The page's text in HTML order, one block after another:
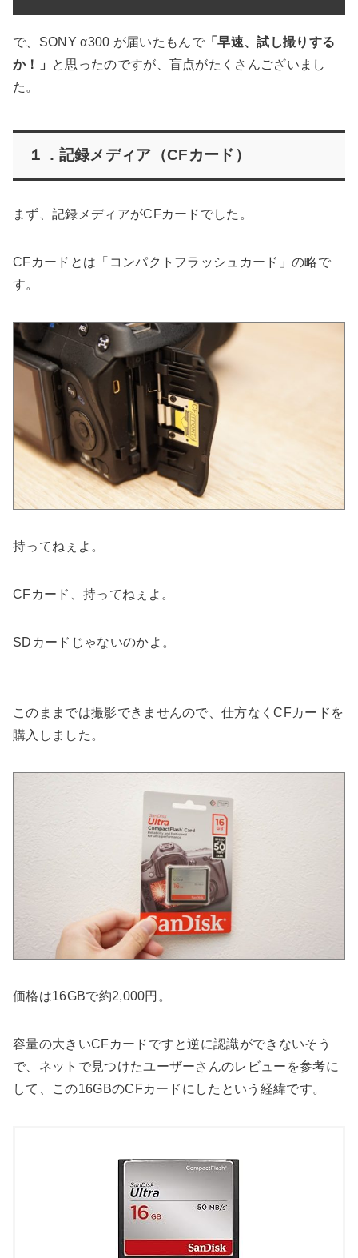
で、SONY α300 が届いたもんで 「早速、試し撮りする
か！」
と思ったのですが、盲点がたくさんございまし
た。
１．記録メディア（CFカード）
まず、記録メディアがCFカードでした。
CFカードとは「コンパクトフラッシュカード」の略で
す。
持ってねぇよ。
CFカード、持ってねぇよ。
SDカードじゃないのかよ。
このままでは撮影できませんので、仕方なくCFカードを
購入しました。
価格は16GBで約2,000円。
容量の大きいCFカードですと逆に認識ができないそう
で、ネットで見つけたユーザーさんのレビューを参考に
して、この16GBのCFカードにしたという経緯です。